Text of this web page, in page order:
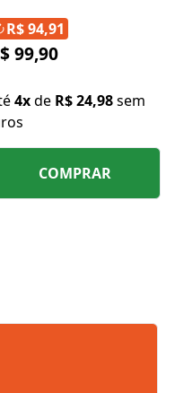
99,90
4xde R$ 24,98sem
R$ 94,91
COMPRAR